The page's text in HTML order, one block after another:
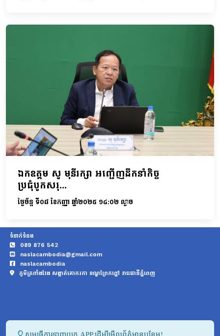
ឯកឧត្តម សូ មុនីរក្សា អញ្ជើញដឹកនាំកិច្ច
ប្រជុំបូកសរុ...
ថ្ងៃច័ន្ទ ទី០៨ ខែកញ្ញា ឆ្នាំ២០២៥ ១៤:០២ ល្ងាច
ទំនាក់ទំនង
089 876 542
naslacambodia@gmail.com
naslacambodia
ភូមិត្រពាំងវែង សង្កាត់គោករកា ខណ្ឌព្រែកព្នៅ រាជធានីភ្នំពេញ